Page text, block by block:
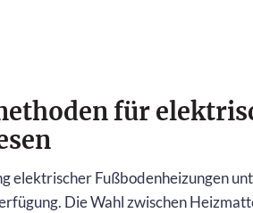
für
elektrischer Fußbodenheizungen
Die Wahl zwischen